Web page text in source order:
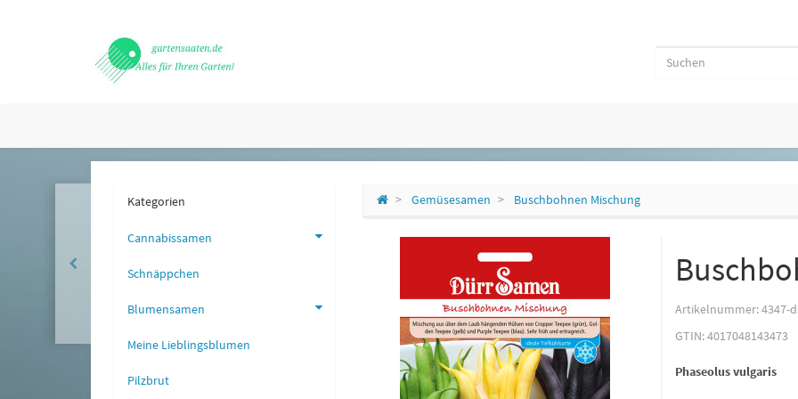
Gemüsesamen Buschbohnen Mischung
Artikelnummer:4347-
GTIN:4017048143473
Phaseolus vulgaris
Kategorien
Cannabissamen
Schnäppchen
Blumensamen
Meine Lieblingsblumen
Pilzbrut